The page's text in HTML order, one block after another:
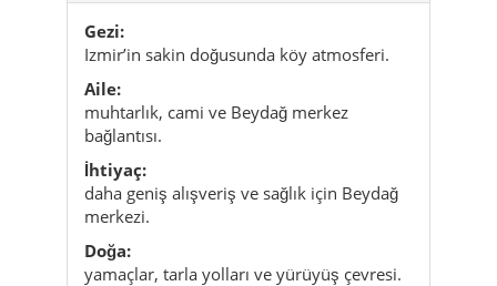
Gezi:
Izmir’in sakin doğusunda köy atmosferi.
Aile:
muhtarlık, cami ve Beydağ merkez
bağlantısı.
İhtiyaç:
daha geniş alışveriş ve sağlık için Beydağ
merkezi.
Doğa:
yamaçlar, tarla yolları ve yürüyüş çevresi.